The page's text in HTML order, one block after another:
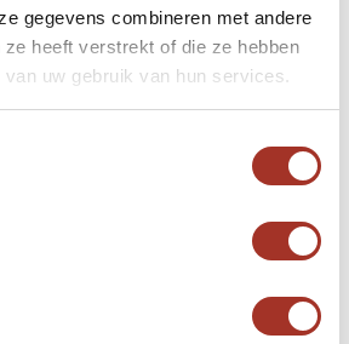
gegevens combineren met andere
ze heeft verstrekt of die ze hebben
uw gebruik van hun services.
Sheikh Zayed Grand Mosque
visuele ervaring, die je niet snel
nu de moskee binnenstapt
zon, of onder de
zijn van de serene
wanneer je de